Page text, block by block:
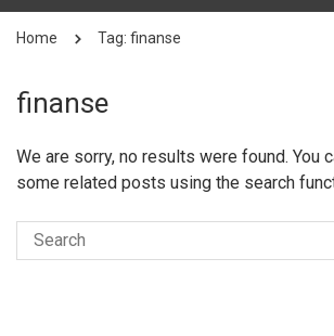
Home Tag: finanse
finanse
We are sorry, no results were found. You
some related posts using the search